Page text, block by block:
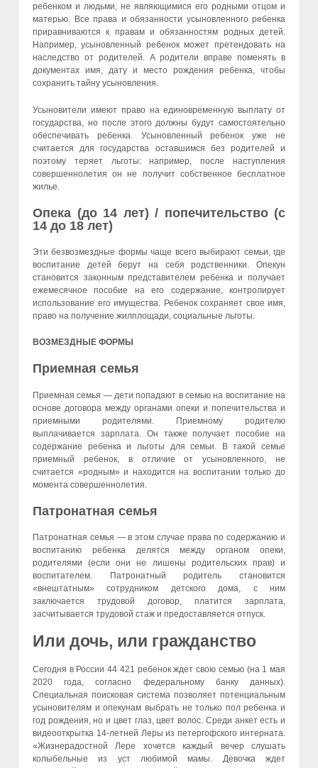
ребенком и людьми, не являющимися его родными отцом и
матерью. Все права и обязанности усыновленного ребенка
приравниваются к правам и обязанностям родных детей.
Например, усыновленный ребенок может претендовать на
наследство от родителей. А родители вправе поменять в
документах имя, дату и место рождения ребенка, чтобы
сохранить тайну усыновления.
Усыновители имеют право на единовременную выплату от
государства, но после этого должны будут самостоятельно
обеспечивать ребенка. Усыновленный ребенок уже не
считается для государства оставшимся без родителей и
поэтому теряет льготы: например, после наступления
совершеннолетия он не получит собственное бесплатное
жилье.
Опека (до 14 лет) / попечительство (с
14 до 18 лет)
Эти безвозмездные формы чаще всего выбирают семьи, где
воспитание детей берут на себя родственники. Опекун
становится законным представителем ребенка и получает
ежемесячное пособие на его содержание, контролирует
использование его имущества. Ребенок сохраняет свое имя,
право на получение жилплощади, социальные льготы.
ВОЗМЕЗДНЫЕ ФОРМЫ
Приемная семья
Приемная семья — дети попадают в семью на воспитание на
основе договора между органами опеки и попечительства и
приемными родителями. Приемному родителю
выплачивается зарплата. Он также получает пособие на
содержание ребенка и льготы для семьи. В такой семье
приемный ребенок, в отличие от усыновленного, не
считается «родным» и находится на воспитании только до
момента совершеннолетия.
Патронатная семья
Патронатная семья — в этом случае права по содержанию и
воспитанию ребенка делятся между органом опеки,
родителями (если они не лишены родительских прав) и
воспитателем. Патронатный родитель становится
«внештатным» сотрудником детского дома, с ним
заключается трудовой договор, платится зарплата,
засчитывается трудовой стаж и предоставляется отпуск.
Или дочь, или гражданство
Сегодня в России 44 421 ребенок ждет свою семью (на 1 мая
2020 года, согласно федеральному банку данных).
Специальная поисковая система позволяет потенциальным
усыновителям и опекунам выбрать не только пол ребенка и
год рождения, но и цвет глаз, цвет волос. Среди анкет есть и
видеооткрытка 14-летней Леры из петергофского интерната.
«Жизнерадостной Лере хочется каждый вечер слушать
колыбельные из уст любимой мамы. Девочка ждет